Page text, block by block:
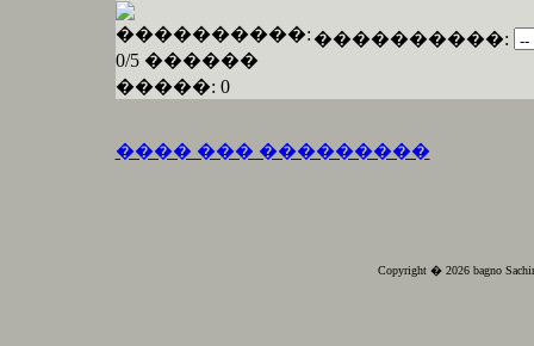
����������:
���� ��� ���������
Copyright � 2026 bagno